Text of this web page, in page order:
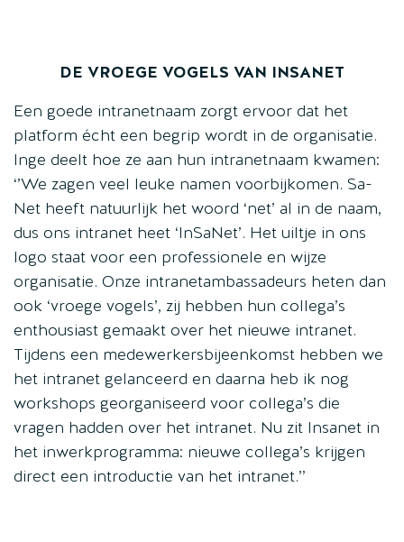
DE VROEGE VOGELS VAN INSANET
Een goede intranetnaam zorgt ervoor dat het
platform écht een begrip wordt in de organisatie.
Inge deelt hoe ze aan hun intranetnaam kwamen:
‘’We zagen veel leuke namen voorbijkomen. Sa-
Net heeft natuurlijk het woord ‘net’ al in de naam,
dus ons intranet heet ‘InSaNet’. Het uiltje in ons
logo staat voor een professionele en wijze
organisatie. Onze intranetambassadeurs heten dan
ook ‘vroege vogels’, zij hebben hun collega’s
enthousiast gemaakt over het nieuwe intranet.
Tijdens een medewerkersbijeenkomst hebben we
het intranet gelanceerd en daarna heb ik nog
workshops georganiseerd voor collega’s die
vragen hadden over het intranet. Nu zit Insanet in
het inwerkprogramma: nieuwe collega’s krijgen
direct een introductie van het intranet.’’